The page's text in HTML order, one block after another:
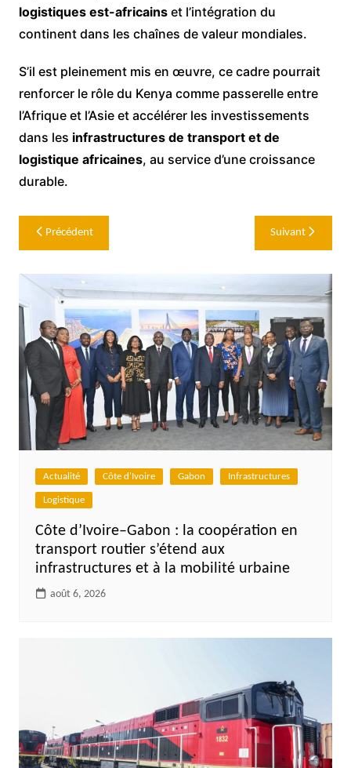
logistiques est-africainset l’intégration du
continent dans les chaînes de valeur mondiales.
S’il est pleinement mis en œuvre, ce cadre pourrait
renforcer le rôle du Kenya comme passerelle entre
l’Afrique et l’Asie et accélérer les investissements
dans les infrastructures de transport et de
logistique africaines, au service d’une croissance
durable.
Navigation
de
l’article
Précédent Suivant
Actualité Côte d'Ivoire Gabon Infrastructures
Logistique
Côte d’Ivoire–Gabon : la coopération en
transport routier s’étend aux
infrastructures et à la mobilité urbaine
août 6, 2026